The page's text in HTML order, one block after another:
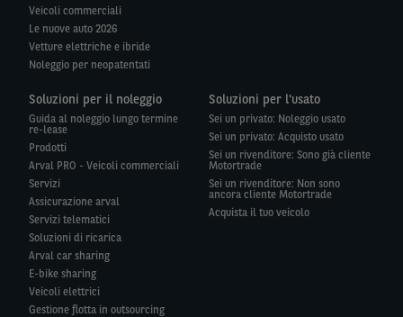
Veicoli commerciali
Le nuove auto 2026
Vetture elettriche e ibride
Noleggio per neopatentati
Soluzioni per il noleggio
Guida al noleggio lungo termine
re-lease
Prodotti
Arval PRO - Veicoli commerciali
Servizi
Assicurazione arval
Servizi telematici
Soluzioni di ricarica
Arval car sharing
E-bike sharing
Veicoli elettrici
Gestione flotta in outsourcing
Soluzioni per l'usato
Sei un privato: Noleggio usato
Sei un privato: Acquisto usato
Sei un rivenditore: Sono già cliente
Motortrade
Sei un rivenditore: Non sono
ancora cliente Motortrade
Acquista il tuo veicolo